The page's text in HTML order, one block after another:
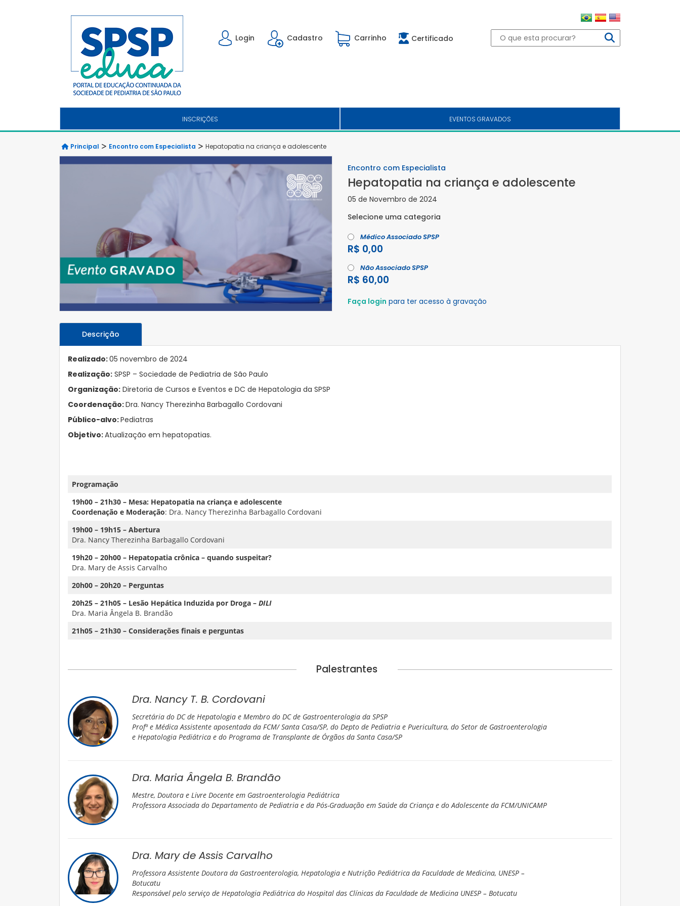
Login Cadastro Carrinho Certificado
INSCRIÇÕES EVENTOS GRAVADOS
Principal Encontro com Especialista Hepatopatia na criança e adolescente
Encontro com Especialista
Hepatopatia na criança e adolescente
05 de Novembro de 2024
Selecione uma categoria
Médico Associado SPSP
R$ 0,00
Não Associado SPSP
R$ 60,00
Faça login para ter acesso à gravação
Descrição
Realizado:05 novembro de 2024
Realização: SPSP – Sociedade de Pediatria de São Paulo
Organização: Diretoria de Cursos e Eventos e DC de Hepatologia da SPSP
Coordenação:Dra. Nancy Therezinha Barbagallo Cordovani
Público-alvo:Pediatras
Objetivo:Atualização em hepatopatias.
Programação
19h00 – 21h30 – Mesa: Hepatopatia na criança e adolescente
Coordenação e Moderação: Dra. Nancy Therezinha Barbagallo Cordovani
19h00 – 19h15 – Abertura
Dra. Nancy Therezinha Barbagallo Cordovani
19h20 – 20h00 – Hepatopatia crônica – quando suspeitar?
Dra. Mary de Assis Carvalho
20h00 – 20h20 – Perguntas
20h25 – 21h05 – Lesão Hepática Induzida por Droga – DILI
Dra. Maria Ângela B. Brandão
21h05 – 21h30 – Considerações finais e perguntas
Palestrantes
Dra. Nancy T. B. Cordovani
Secretária do DC de Hepatologia e Membro do DC de Gastroenterologia da SPSP
Profª e Médica Assistente aposentada da FCM/ Santa Casa/SP, do Depto de Pediatria e Puericultura, do Setor de Gastroenterologia
e Hepatologia Pediátrica e do Programa de Transplante de Órgãos da Santa Casa/SP
Dra. Maria Ângela B. Brandão
Mestre, Doutora e Livre Docente em Gastroenterologia Pediátrica
Professora Associada do Departamento de Pediatria e da Pós-Graduação em Saúde da Criança e do Adolescente da FCM/UNICAMP
Dra. Mary de Assis Carvalho
Professora Assistente Doutora da Gastroenterologia, Hepatologia e Nutrição Pediátrica da Faculdade de Medicina, UNESP –
Botucatu
Responsável pelo serviço de Hepatologia Pediátrica do Hospital das Clínicas da Faculdade de Medicina UNESP – Botucatu